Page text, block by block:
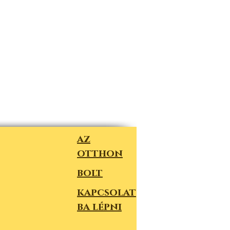
az
otthon
bolt
kapcsolat
ba lépni